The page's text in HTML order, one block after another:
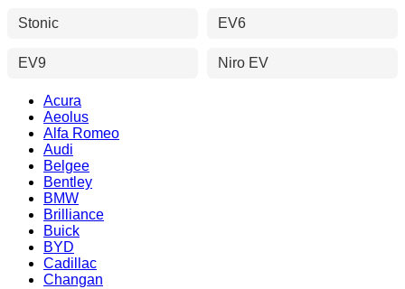
Stonic EV6
EV9 Niro EV
Acura
Aeolus
Alfa Romeo
Audi
Belgee
Bentley
BMW
Brilliance
Buick
BYD
Cadillac
Changan